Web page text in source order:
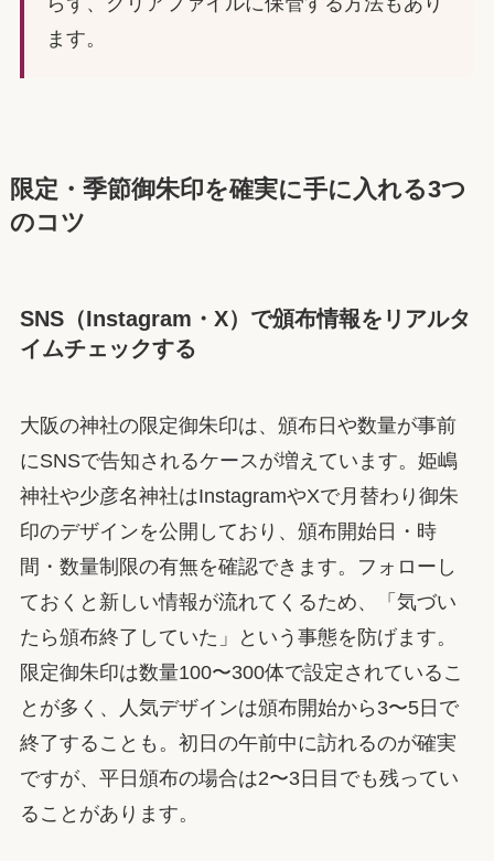
ます。
限定・季節御朱印を確実に手に入れる3つ
のコツ
SNS（Instagram・X）で頒布情報をリアルタ
イムチェックする
大阪の神社の限定御朱印は、頒布日や数量が事前
にSNSで告知されるケースが増えています。姫嶋
神社や少彦名神社はInstagramやXで月替わり御朱
印のデザインを公開しており、頒布開始日・時
間・数量制限の有無を確認できます。フォローし
ておくと新しい情報が流れてくるため、「気づい
たら頒布終了していた」という事態を防げます。
限定御朱印は数量100〜300体で設定されているこ
とが多く、人気デザインは頒布開始から3〜5日で
終了することも。初日の午前中に訪れるのが確実
ですが、平日頒布の場合は2〜3日目でも残ってい
ることがあります。